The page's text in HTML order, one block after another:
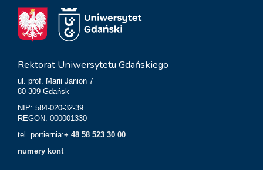
Rektorat Uniwersytetu Gdańskiego
ul. prof. Marii Janion 7
80-309 Gdańsk
NIP: 584-020-32-39
REGON: 000001330
tel. portiernia:+ 48 58 523 30 00
numery kont